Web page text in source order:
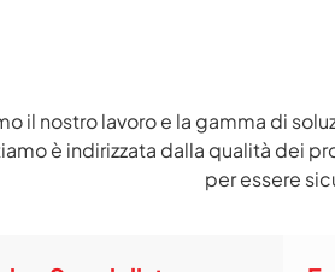
il nostro lavoro e la gamma di
è indirizzata dalla qualità dei
per essere